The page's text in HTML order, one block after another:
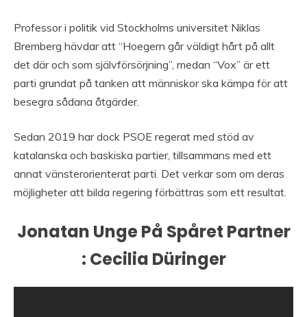
Professor i politik vid Stockholms universitet Niklas
Bremberg hävdar att “Hoegern går väldigt hårt på allt
det där och som självförsörjning”, medan “Vox” är ett
parti grundat på tanken att människor ska kämpa för att
besegra sådana åtgärder.
Sedan 2019 har dock PSOE regerat med stöd av
katalanska och baskiska partier, tillsammans med ett
annat vänsterorienterat parti. Det verkar som om deras
möjligheter att bilda regering förbättras som ett resultat.
Jonatan Unge På Spåret Partner
: Cecilia Düringer